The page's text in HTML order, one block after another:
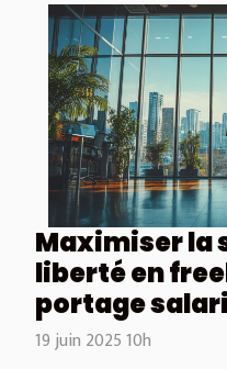
Maximiser la
liberté en
portage
19 juin 2025 10h